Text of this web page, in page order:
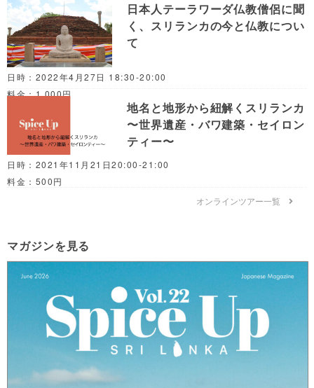
日本人テーラワーダ仏教僧侶に聞
く、スリランカの今と仏教につい
て
日時：2022年4月27日 18:30-20:00
料金：1,000円
地名と地形から紐解くスリランカ
〜世界遺産・バワ建築・セイロン
ティー〜
日時：2021年11月21日20:00-21:00
料金：500円
オンラインツアー一覧
マガジンを見る